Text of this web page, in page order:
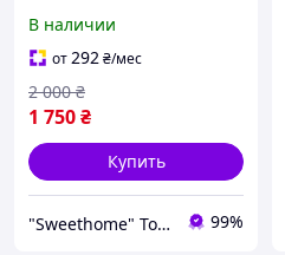
см покрывало из
искусственного меха
евро, пушистое
покрывало с полоск
В наличии
от292₴/мес
1 750₴
2 000 ₴
Купить
"Sweethome" Товари для дому 99%